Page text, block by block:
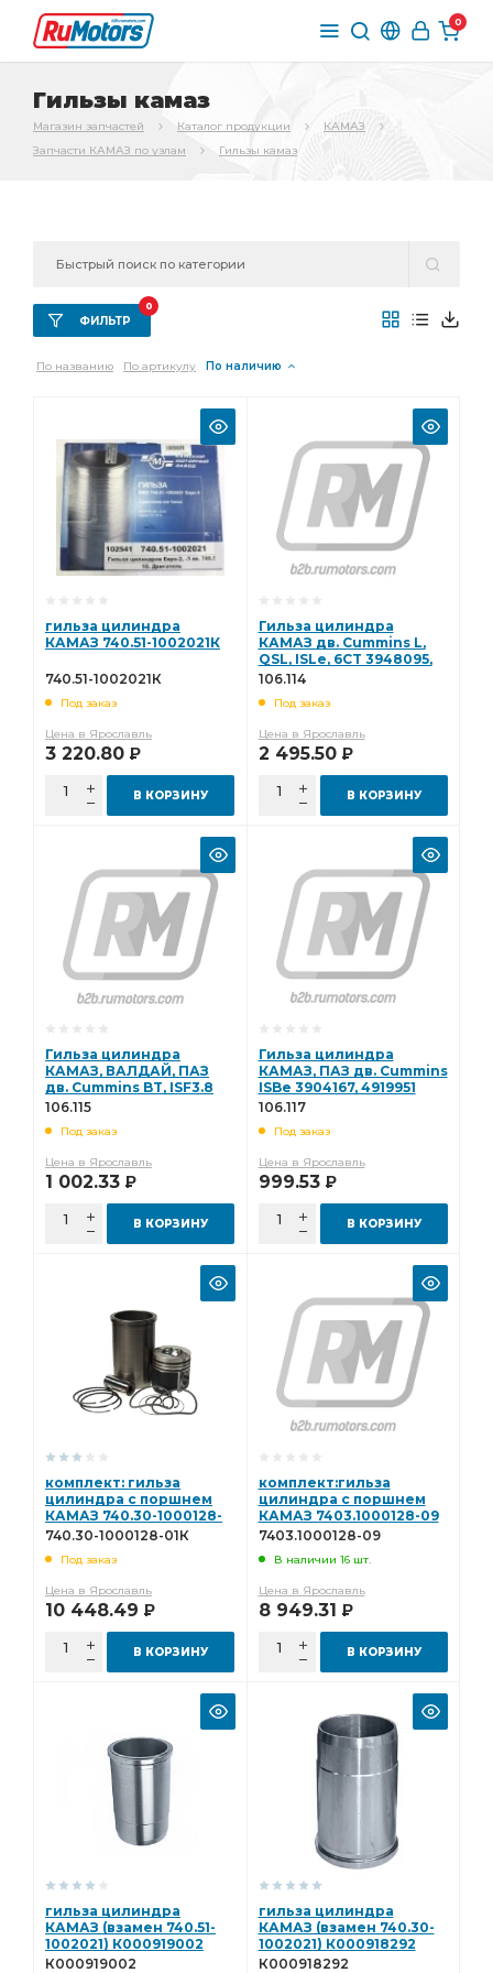
0
Гильзы камаз
Магазин запчастей Каталог продукции
КАМАЗ
Запчасти КАМАЗ по узлам
Гильзы камаз
ФИЛЬТР
0
По названию По артикулу По наличию
гильза цилиндра
КАМАЗ 740.51-1002021К
740.51-1002021К
Под заказ
Цена в Ярославль
3 220.80 Р
В КОРЗИНУ
Гильза цилиндра
КАМАЗ дв. Cummins L,
QSL, ISLe, 6CT 3948095,
3800328, 3944344
106.114
106.114
Под заказ
Цена в Ярославль
2 495.50 Р
В КОРЗИНУ
Гильза цилиндра
КАМАЗ, ВАЛДАЙ, ПАЗ
дв. Cummins BT, ISF3.8
3904166 стандарт
106.115
Под заказ
Цена в Ярославль
1 002.33 Р
В КОРЗИНУ
Гильза цилиндра
КАМАЗ, ПАЗ дв. Cummins
ISBe 3904167, 4919951
ремонтная (CAMIDA,
106.117
Под заказ
Цена в Ярославль
999.53 Р
В КОРЗИНУ
комплект: гильза
цилиндра с поршнем
КАМАЗ 740.30-1000128-
01К
740.30-1000128-01К
Под заказ
Цена в Ярославль
10 448.49 Р
В КОРЗИНУ
комплект:гильза
цилиндра с поршнем
КАМАЗ 7403.1000128-09
7403.1000128-09
В наличии 16 шт.
Цена в Ярославль
8 949.31 Р
В КОРЗИНУ
гильза цилиндра
КАМАЗ (взамен 740.51-
1002021) К000919002
К000919002
гильза цилиндра
КАМАЗ (взамен 740.30-
1002021) К000918292
К000918292